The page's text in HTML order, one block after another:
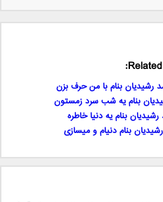
رشیدیان بنام با من حرف بزن
بنام یه شب سرد زمستون
بنام یه دنیا خاطره
بنام دنیام و میسازی